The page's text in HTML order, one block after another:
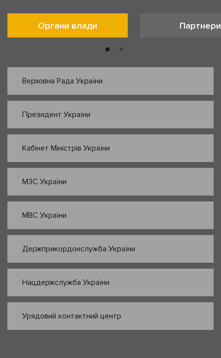
Органи влади Партнери
Верховна Рада України
Президент України
Кабінет Міністрів України
МЗС України
МВС України
Держприкордонслужба України
Нацдержслужба України
Урядовий контактний центр